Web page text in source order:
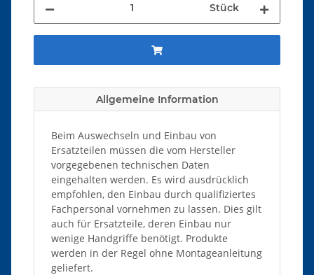
Stück
Allgemeine Information
Beim Auswechseln und Einbau von
Ersatzteilen müssen die vom Hersteller
vorgegebenen technischen Daten
eingehalten werden. Es wird ausdrücklich
empfohlen, den Einbau durch qualifiziertes
Fachpersonal vornehmen zu lassen. Dies gilt
auch für Ersatzteile, deren Einbau nur
wenige Handgriffe benötigt. Produkte
werden in der Regel ohne Montageanleitung
geliefert.